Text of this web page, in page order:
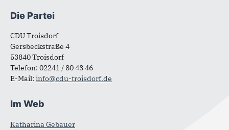
Die Partei
CDU Troisdorf
Gersbeckstraße 4
53840 Troisdorf
Telefon: 02241 / 80 43 46
E-Mail: info@cdu-troisdorf.de
Im Web
Katharina Gebauer